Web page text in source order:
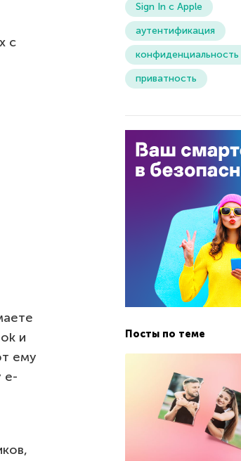
с
и
ему
e-
Sign In с Apple
аутентификация
конфиденциальность
приватность
Посты по теме